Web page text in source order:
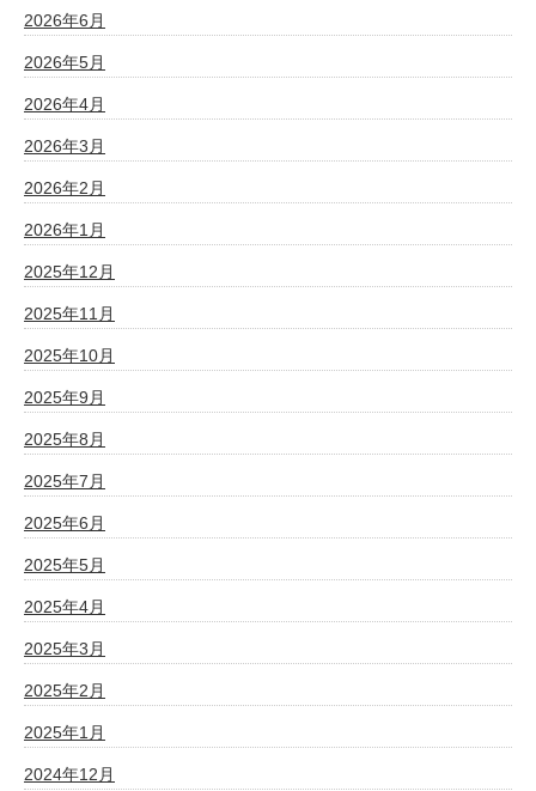
2026年6月
2026年5月
2026年4月
2026年3月
2026年2月
2026年1月
2025年12月
2025年11月
2025年10月
2025年9月
2025年8月
2025年7月
2025年6月
2025年5月
2025年4月
2025年3月
2025年2月
2025年1月
2024年12月